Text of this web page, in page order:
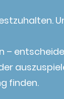
finden.